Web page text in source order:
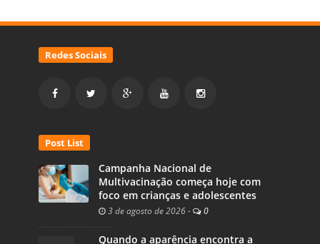
Redes Sociais
Post List
Campanha Nacional de
Multivacinação começa hoje com
foco em crianças e adolescentes
3 de agosto de 2026 - 0
Quando a aparência encontra a